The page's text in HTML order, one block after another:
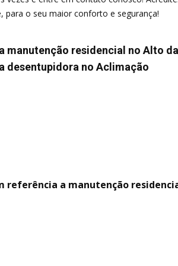
para o seu maior conforto e segurança!
manutenção residencial no Alto
desentupidora no Aclimação
referência a manutenção